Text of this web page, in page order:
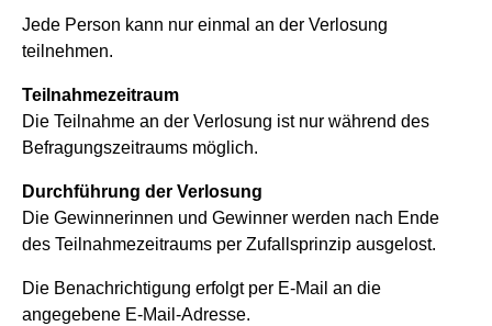
Jede Person kann nur einmal an der Verlosung
teilnehmen.
Teilnahmezeitraum
Die Teilnahme an der Verlosung ist nur während des
Befragungszeitraums möglich.
Durchführung der Verlosung
Die Gewinnerinnen und Gewinner werden nach Ende
des Teilnahmezeitraums per Zufallsprinzip ausgelost.
Die Benachrichtigung erfolgt per E-Mail an die
angegebene E-Mail-Adresse.